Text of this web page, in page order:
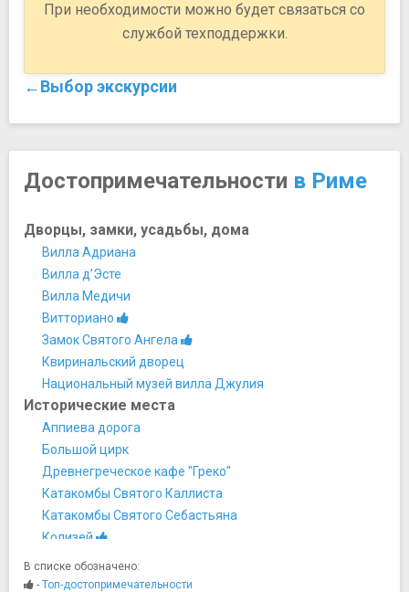
При необходимости можно будет связаться со
службой техподдержки.
←Выбор экскурсии
Достопримечательности в Риме
Дворцы, замки, усадьбы, дома
Вилла Адриана
Вилла д’Эсте
Вилла Медичи
Витториано
Замок Святого Ангела
Квиринальский дворец
Национальный музей вилла Джулия
Исторические места
Аппиева дорога
Большой цирк
Древнегреческое кафе "Греко"
Катакомбы Святого Каллиста
Катакомбы Святого Себастьяна
Колизей
Палаццо Валентини
Римский форум
В списке обозначено:
- Топ-достопримечательности